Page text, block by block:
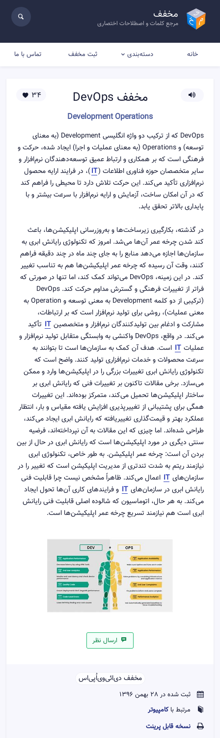
مخفف
مرجع کلمات و اصطلاحات اختصاری
خانه دسته‌بندی ثبت مخفف تماس با ما
مخففDevOps
Development Operations
34
DevOps که از ترکیب دو واژه انگلیسی Development (به معنای
توسعه) و Operations (به معنای عملیات و اجرا) ایجاد شده، حرکت و
فرهنگی است که بر همکاری و ارتباط عمیق توسعه‌دهندگان نرم‌افزار و
سایر متخصصان حوزه فناوری اطلاعات (IT)، در فرایند ارایه محصول
نرم‌افزاری تأکید می‌کند. این حرکت تلاش دارد تا محیطی را فراهم کند
که در آن امکان ساخت، آزمایش و ارایه نرم‌افزار با سرعت بیشتر و با
پایداری بالاتر تحقق یابد.
در گذشته، بکارگیری زیرساخت‌ها و به‌روزرسانی اپلیکیشن‌ها، باعث
کند شدن چرخه عمر آن‌ها می‌شد. امروز که تکنولوژی رایانش ابری به
سازمان‌ها اجازه می‌دهد منابع را به جای چند ماه در چند دقیقه فراهم
کنند، وقت آن رسیده که چرخه عمر اپلیکیشن‌ها هم به تناسب تغییر
کند. در این زمینه، DevOps می‌تواند کمک کند، اما تنها در صورتی که
فراتر از تغییرات فرهنگی و گسترش مداوم حرکت کند. DevOps
(ترکیبی از دو کلمه Development به معنی توسعه و Operation به
معنی عملیات)، روشی برای تولید نرم‌افزار است که بر ارتباطات،
مشارکت و ادغام بین تولیدکنندگان نرم‌افزار و متخصصین IT تأکید
می‌کند. در واقع، DevOps واکنشی به وابستگی متقابل تولید نرم‌افزار و
عملیات IT است. هدف آن کمک به سازمان‌ها است تا بتوانند به
سرعت محصولات و خدمات نرم‌افزاری تولید کنند. واضح است که
تکنولوژی رایانش ابری تغییرات بزرگی را در اپلیکیشن‌ها وارد و ممکن
می‌سازد. برخی مقالات تاکنون بر تغییرات فنی که رایانش ابری بر
ساختار اپلیکیشن‌ها تحمیل می‌کند، متمرکز بوده‌اند. این تغییرات
همگی برای پشتیبانی از تغییرپذیری افزایش یافته مقیاس و بار، انتظار
عملکرد بهتر و قیمت‌گذاری تغییریافته که رایانش ابری ایجاد می‌کند،
طراحی شده‌اند. اما چیزی که این مقالات به آن نپرداخته‌اند، فرضیه
سنتی دیگری در مورد اپلیکیشن‌ها است که رایانش ابری در حال از بین
بردن آن است: چرخه عمر اپلیکیشن. به طور خاص، تکنولوژی ابری
نیازمند ریتم به شدت تندتری از مدیریت اپلیکیشن است که تغییر را در
سازمان‌های IT اعمال می‌کند. ظاهراً مشخص نیست چرا قابلیت فنی
رایانش ابری در سازمان‌های IT و فرایندهای کاری آن‌ها تحول ایجاد
می‌کند. به هر حال، اتوماسیون که شالوده اصلی قابلیت فنی رایانش
ابری است هم نیازمند تسریع چرخه عمر اپلیکیشن‌ها است.
ارسال نظر
مخفف دی‌ائی‌وی‌اُ‌پی‌اس‌‌
ثبت شده در 28 بهمن 1396
مرتبط باکامپیوتر
نسخه قابل پرينت